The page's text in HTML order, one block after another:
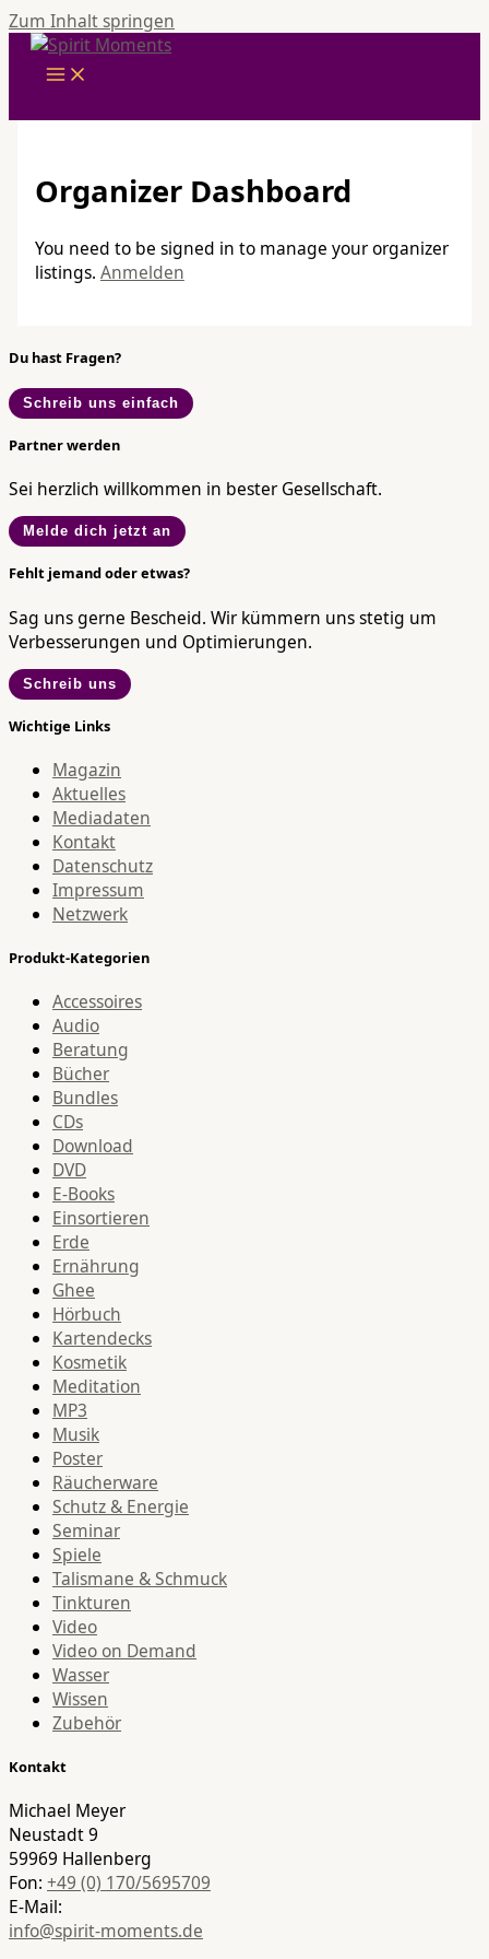
Zum Inhalt springen
Organizer Dashboard
You need to be signed in to manage your organizer
listings. Anmelden
Du hast Fragen?
Schreib uns einfach
Partner werden
Sei herzlich willkommen in bester Gesellschaft.
Melde dich jetzt an
Fehlt jemand oder etwas?
Sag uns gerne Bescheid. Wir kümmern uns stetig um
Verbesserungen und Optimierungen.
Schreib uns
Wichtige Links
Magazin
Aktuelles
Mediadaten
Kontakt
Datenschutz
Impressum
Netzwerk
Produkt-Kategorien
Accessoires
Audio
Beratung
Bücher
Bundles
CDs
Download
DVD
E-Books
Einsortieren
Erde
Ernährung
Ghee
Hörbuch
Kartendecks
Kosmetik
Meditation
MP3
Musik
Poster
Räucherware
Schutz & Energie
Seminar
Spiele
Talismane & Schmuck
Tinkturen
Video
Video on Demand
Wasser
Wissen
Zubehör
Kontakt
Michael Meyer
Neustadt 9
59969 Hallenberg
Fon: +49 (0) 170/5695709
E-Mail:
info@spirit-moments.de